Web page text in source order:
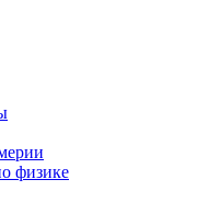
физике